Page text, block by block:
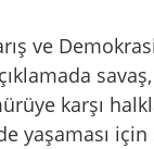
ve
karşı
yaşaması